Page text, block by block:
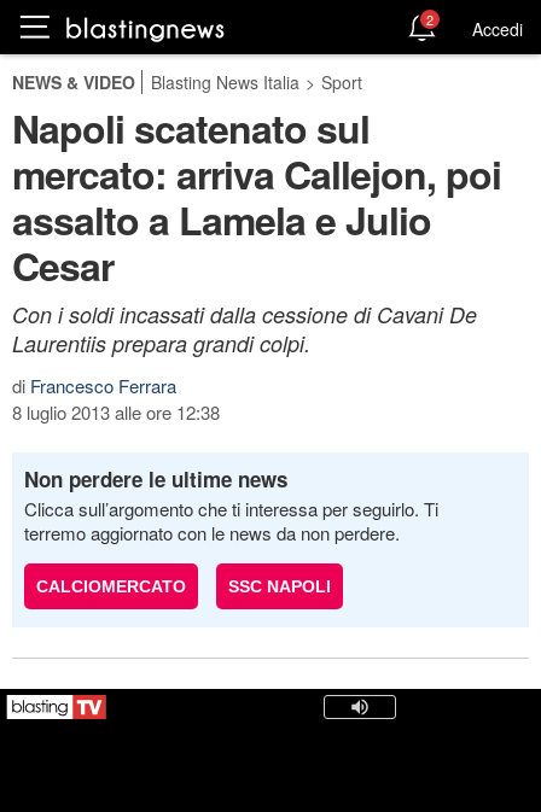
2 Accedi
NEWS & VIDEO Blasting News Italia > Sport
Napoli scatenato sul
mercato: arriva Callejon, poi
assalto a Lamela e Julio
Cesar
Con i soldi incassati dalla cessione di Cavani De
Laurentiis prepara grandi colpi.
di Francesco Ferrara
8 luglio 2013 alle ore 12:38
Non perdere le ultime news
Clicca sull’argomento che ti interessa per seguirlo. Ti
terremo aggiornato con le news da non perdere.
CALCIOMERCATO SSC NAPOLI